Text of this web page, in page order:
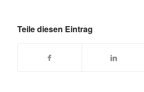
Teile diesen Eintrag